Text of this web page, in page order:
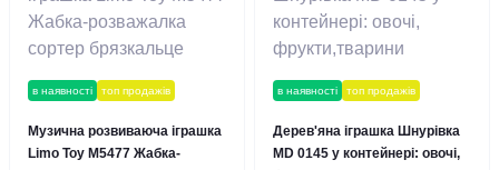
в наявності топ продажів
Музична розвиваюча іграшка
Limo Toy M5477 Жабка-
в наявності топ продажів
Дерев'яна іграшка Шнурівка
MD 0145 у контейнері: овочі,